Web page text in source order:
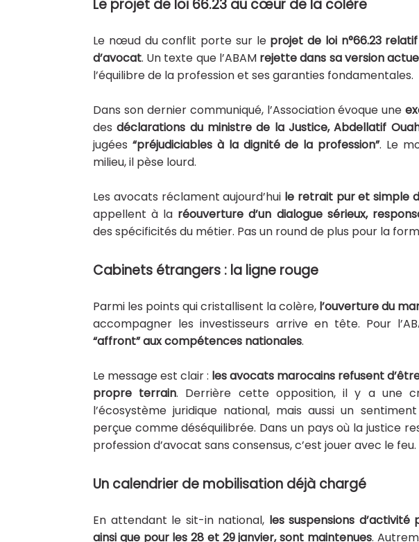
Le projet de loi 66.23 au cœur de la colère
Le nœud du conflit porte sur le projet de loi n°66.23
d’avocat. Un texte que l’ABAM rejette dans sa version
l’équilibre de la profession et ses garanties fondamentales.
Dans son dernier communiqué, l’Association évoque une
desdéclarations du ministre de la Justice, Abdellatif
jugées “préjudiciables à la dignité de la profession”. Le
milieu, il pèse lourd.
Les avocats réclament aujourd’hui le retrait pur et simple
appellent à la réouverture d’un dialogue sérieux,
des spécificités du métier. Pas un round de plus pour la
Cabinets étrangers : la ligne rouge
Parmi les points qui cristallisent la colère, l’ouverture du
accompagner les investisseurs arrive en tête. Pour
“affront” aux compétences nationales.
Le message est clair : les avocats marocains refusent
propre terrain. Derrière cette opposition, il y a une
l’écosystème juridique national, mais aussi un
perçue comme déséquilibrée. Dans un pays où la justice
profession d’avocat sans consensus, c’est jouer avec le feu.
Un calendrier de mobilisation déjà chargé
En attendant le sit-in national, les suspensions
ainsi que pour les 28 et 29 janvier, sont maintenues.